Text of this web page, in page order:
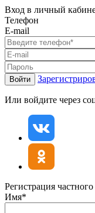
Вход в личный
Телефон
E-mail
Войти
Или войдите через
Регистрация
Имя*